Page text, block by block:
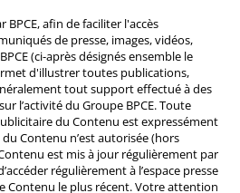
BPCE, afin de faciliter l'accès
de presse, images, vidéos,
(ci-après désignés ensemble le
d'illustrer toutes publications,
tout support effectué à des
l’activité du Groupe BPCE. Toute
du Contenu est expressément
Contenu n’est autorisée (hors
est mis à jour régulièrement par
régulièrement à l’espace presse
Contenu le plus récent. Votre attention